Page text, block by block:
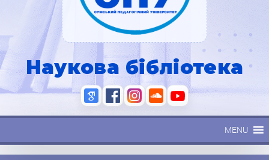
Наукова бібліотека
MENU